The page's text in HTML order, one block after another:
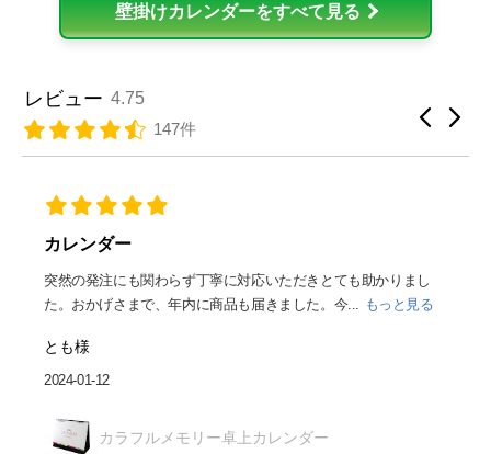
壁掛けカレンダーをすべて見る
レビュー 4.75
147件
カレンダー
突然の発注にも関わらず丁寧に対応いただきとても助かりまし
た。おかげさまで、年内に商品も届きました。今...
もっと見る
とも様
2024-01-12
カラフルメモリー卓上カレンダー